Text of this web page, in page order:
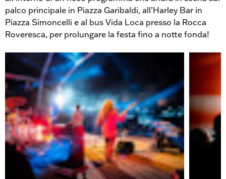
palco principale in Piazza Garibaldi, all’Harley Bar in
Piazza Simoncelli e al bus Vida Loca presso la Rocca
Roveresca, per prolungare la festa fino a notte fonda!